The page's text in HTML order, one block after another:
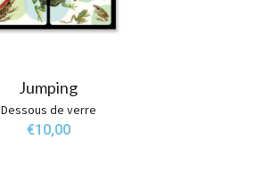
Jumping
Dessous de verre
€10,00